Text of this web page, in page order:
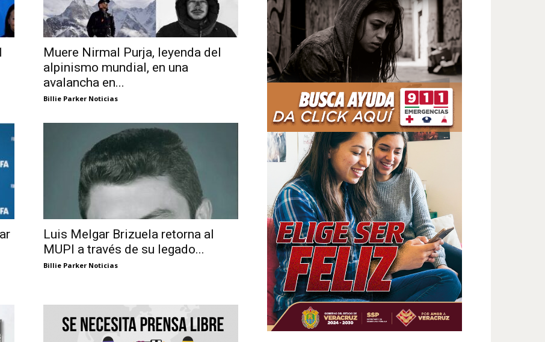
Muere Nirmal Purja, leyenda del
alpinismo mundial, en una
avalancha en...
Billie Parker Noticias
Luis Melgar Brizuela retorna al
MUPI a través de su legado...
Billie Parker Noticias